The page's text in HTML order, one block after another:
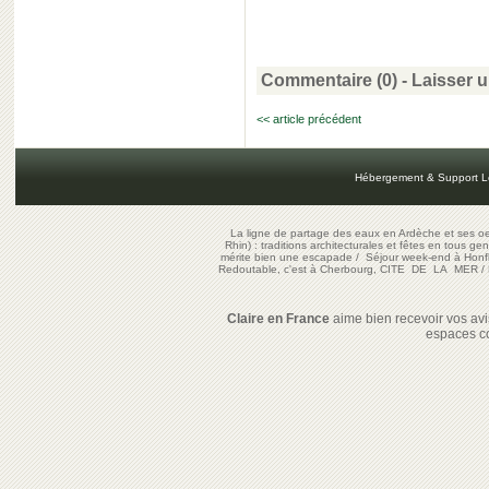
Commentaire (0) - Laisser
<< article précédent
Hébergement & Support
La ligne de partage des eaux en Ardèche et ses
Rhin) : traditions architecturales et fêtes en tous
mérite bien une escapade/Séjour week-end à
Redoutable, c'est à Cherbourg, CITE DE LA MER/
Claire en Franceaime bien recevoir vos
espaces